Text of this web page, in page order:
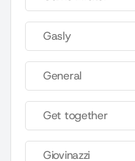
Gasly
General
Get together
Giovinazzi